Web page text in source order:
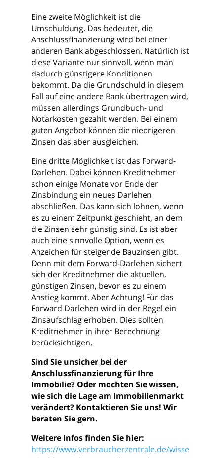
Eine zweite Möglichkeit ist die
Umschuldung. Das bedeutet, die
Anschlussfinanzierung wird bei einer
anderen Bank abgeschlossen. Natürlich ist
diese Variante nur sinnvoll, wenn man
dadurch günstigere Konditionen
bekommt. Da die Grundschuld in diesem
Fall auf eine andere Bank übertragen wird,
müssen allerdings Grundbuch- und
Notarkosten gezahlt werden. Bei einem
guten Angebot können die niedrigeren
Zinsen das aber ausgleichen.
Eine dritte Möglichkeit ist das Forward-
Darlehen. Dabei können Kreditnehmer
schon einige Monate vor Ende der
Zinsbindung ein neues Darlehen
abschließen. Das kann sich lohnen, wenn
es zu einem Zeitpunkt geschieht, an dem
die Zinsen sehr günstig sind. Es ist aber
auch eine sinnvolle Option, wenn es
Anzeichen für steigende Bauzinsen gibt.
Denn mit dem Forward-Darlehen sichert
sich der Kreditnehmer die aktuellen,
günstigen Zinsen, bevor es zu einem
Anstieg kommt. Aber Achtung! Für das
Forward Darlehen wird in der Regel ein
Zinsaufschlag erhoben. Dies sollten
Kreditnehmer in ihrer Berechnung
berücksichtigen.
Sind Sie unsicher bei der
Anschlussfinanzierung für Ihre
Immobilie? Oder möchten Sie wissen,
wie sich die Lage am Immobilienmarkt
verändert? Kontaktieren Sie uns! Wir
beraten Sie gern.
Weitere Infos finden Sie hier:
https://www.verbraucherzentrale.de/wisse